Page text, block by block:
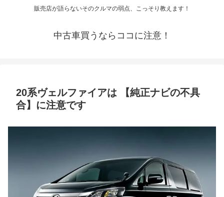
販売店が語らないそのクルマの弱点、こっそり教えます！
中古車買うならココに注意！
20系ヴェルファイアは 【純正ナビの不具
合】に注意です